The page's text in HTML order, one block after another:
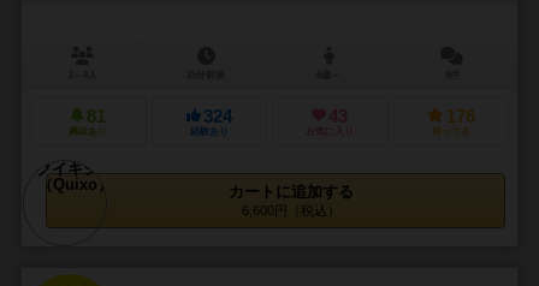
81
興味あり
324
経験あり
43
お気に入り
176
持ってる
カートに追加する
6,600円（税込）